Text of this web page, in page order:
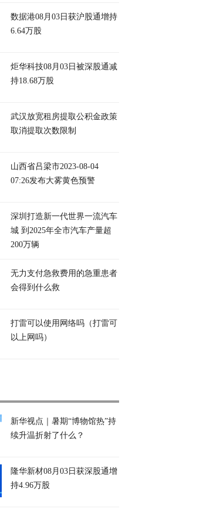
数据港08月03日获沪股通增持
6.64万股
炬华科技08月03日被深股通减
持18.68万股
武汉放宽租房提取公积金政策
取消提取次数限制
山西省吕梁市2023-08-04
07:26发布大雾黄色预警
深圳打造新一代世界一流汽车
城 到2025年全市汽车产量超
200万辆
无力支付急救费用的急重患者
会得到什么救
打雷可以使用网络吗（打雷可
以上网吗）
新华视点｜暑期“博物馆热”持
续升温折射了什么？
隆华新材08月03日获深股通增
持4.96万股